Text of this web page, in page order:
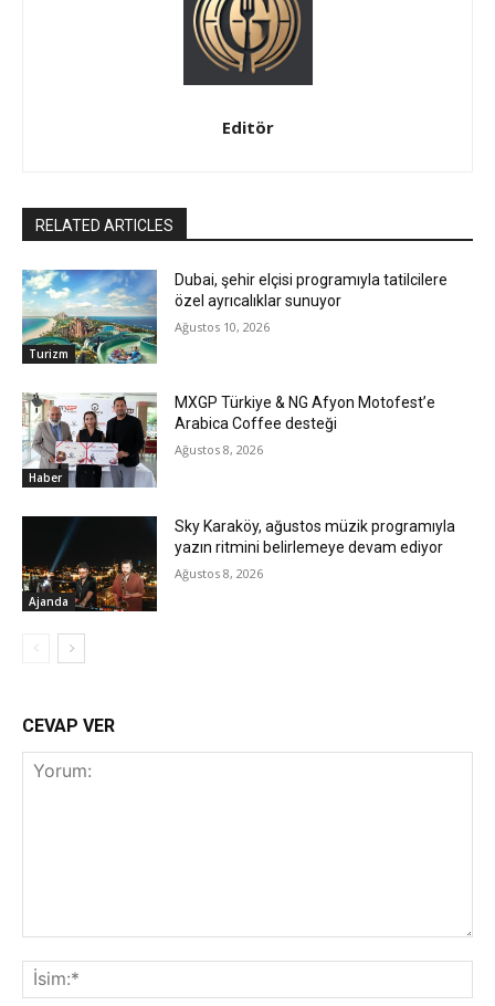
Editör
RELATED ARTICLES
Turizm
Dubai, şehir elçisi programıyla tatilcilere
özel ayrıcalıklar sunuyor
Ağustos 10, 2026
Haber
MXGP Türkiye & NG Afyon Motofest’e
Arabica Coffee desteği
Ağustos 8, 2026
Ajanda
Sky Karaköy, ağustos müzik programıyla
yazın ritmini belirlemeye devam ediyor
Ağustos 8, 2026
CEVAP VER